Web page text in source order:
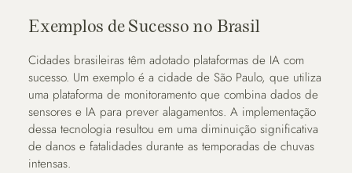
Exemplos de Sucesso no Brasil
Cidades brasileiras têm adotado plataformas de IA com
sucesso. Um exemplo é a cidade de São Paulo, que utiliza
uma plataforma de monitoramento que combina dados de
sensores e IA para prever alagamentos. A implementação
dessa tecnologia resultou em uma diminuição significativa
de danos e fatalidades durante as temporadas de chuvas
intensas.